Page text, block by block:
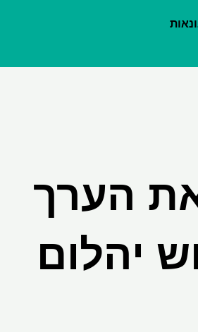
הערך
יהלום